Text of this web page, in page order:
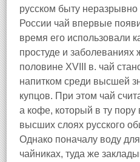
русском быту
России чай впервые
время его использовали
простуде и заболеваниях
половине XVIII в. чай
напитком среди высшей
купцов. При этом чай
а кофе, который в ту пору
высших слоях русского
Однако поначалу воду
чайниках, туда же